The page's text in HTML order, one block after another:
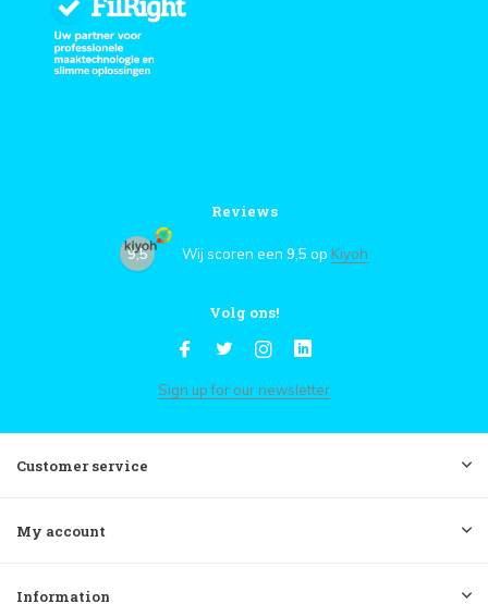
Reviews
9,5 Wij scoren een 9,5 op Kiyoh
Volg ons!
Sign up for our newsletter
Customer service
My account
Information